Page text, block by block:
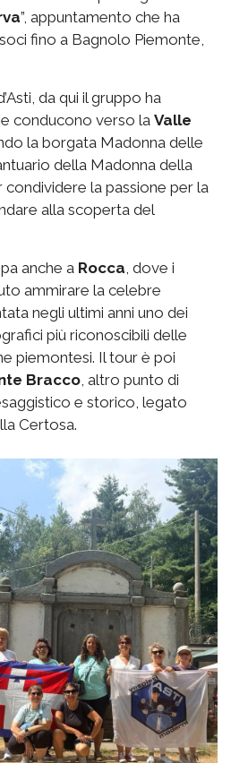
”, appuntamento che ha
fino a Bagnolo Piemonte,
da qui il gruppo ha
conducono verso la Valle
la borgata Madonna delle
della Madonna della
la passione per la
alla scoperta del
anche a Rocca , dove i
ammirare la celebre
negli ultimi anni uno dei
più riconoscibili delle
piemontesi. Il tour è poi
Bracco , altro punto di
e storico, legato
Certosa.